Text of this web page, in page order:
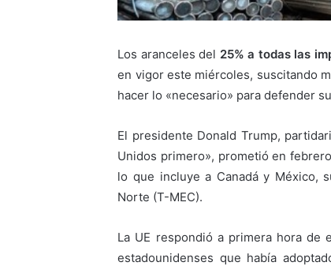
Los aranceles del 25% a todas las
en vigor este miércoles, suscitando
hacer lo «necesario» para defender
El presidente Donald Trump,
Unidos primero», prometió en
lo que incluye a Canadá y México,
Norte (T-MEC).
La UE respondió a primera hora de
estadounidenses que había